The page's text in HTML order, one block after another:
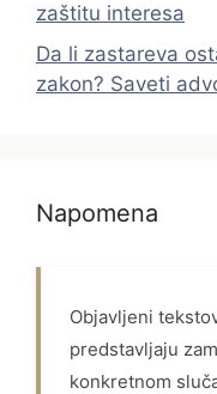
zaštitu interesa
Da li zastareva
zakon? Saveti
Napomena
Objavljeni
predstavljaju
konkretnom